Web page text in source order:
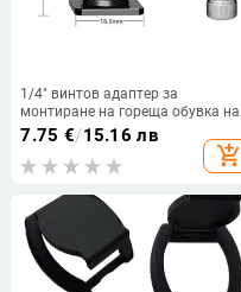
1/4" винтов адаптер за
монтиране на гореща обувка на
камера към 1/4" или M14 за
статив Микрофон Монитор
Адаптер за винт на микрофона с
7.75 €/15.16 лв
add_shopping_cart